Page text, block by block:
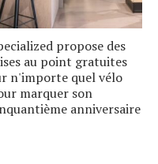
propose des
au point gratuites
n'importe quel vélo
marquer son
anniversaire